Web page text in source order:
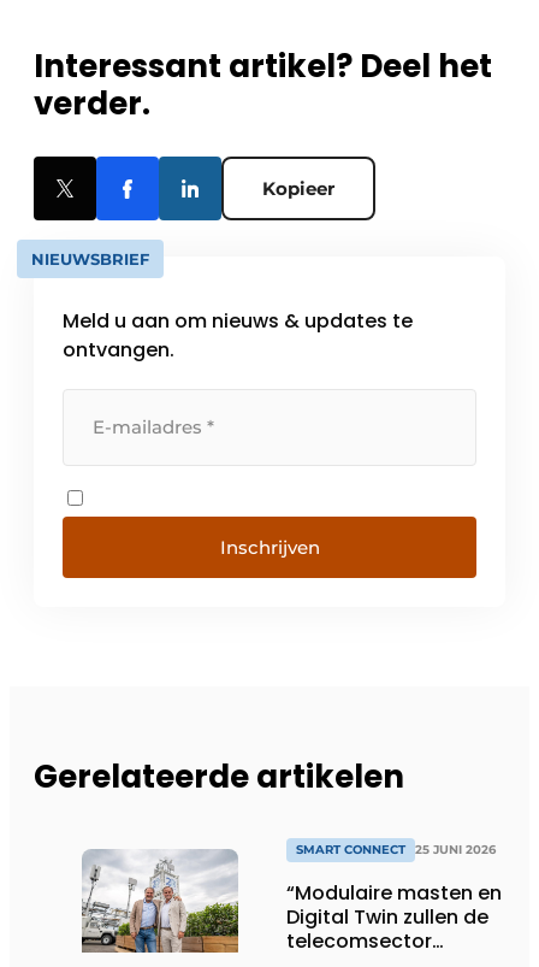
Interessant artikel? Deel het
verder.
Kopieer
NIEUWSBRIEF
Meld u aan om nieuws & updates te
ontvangen.
Inschrijven
Gerelateerde artikelen
SMART CONNECT 25 JUNI 2026
“Modulaire masten en
Digital Twin zullen de
telecomsector